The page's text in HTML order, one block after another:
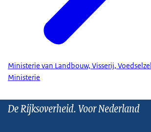
Ministerie van Landbouw, Visserij,
Ministerie
De Rijksoverheid. Voor Nederland